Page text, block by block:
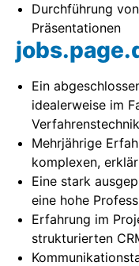
Durchführung
Präsentationen
Ein
idealerweise im
Mehrjährige
komplexen,
Eine stark
eine hohe
Erfahrung im
strukturierten